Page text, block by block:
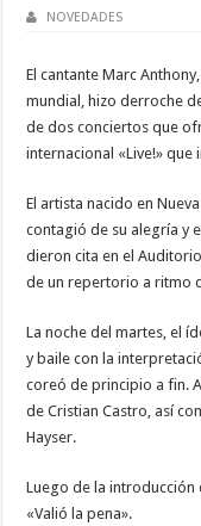
NOVEDADES
El cantante Marc
mundial, hizo derroche
de dos conciertos que
internacional «Live!» que
El artista nacido en
contagió de su alegría y
dieron cita en el
de un repertorio a ritmo
La noche del martes, el
y baile con la
coreó de principio a fin.
de Cristian Castro, así
Hayser.
Luego de la introducción
«Valió la pena».